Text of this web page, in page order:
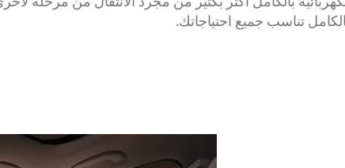
تناسب جميع احتياجاتك.